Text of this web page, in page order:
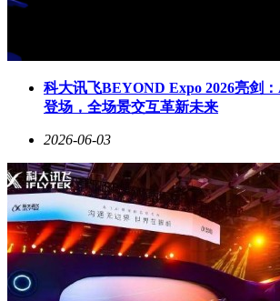
科大讯飞BEYOND Expo 2026亮剑
登场，全场景交互革新未来
2026-06-03